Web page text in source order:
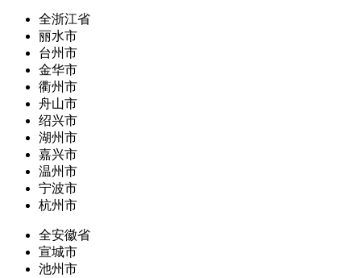
全浙江省
丽水市
台州市
金华市
衢州市
舟山市
绍兴市
湖州市
嘉兴市
温州市
宁波市
杭州市
全安徽省
宣城市
池州市